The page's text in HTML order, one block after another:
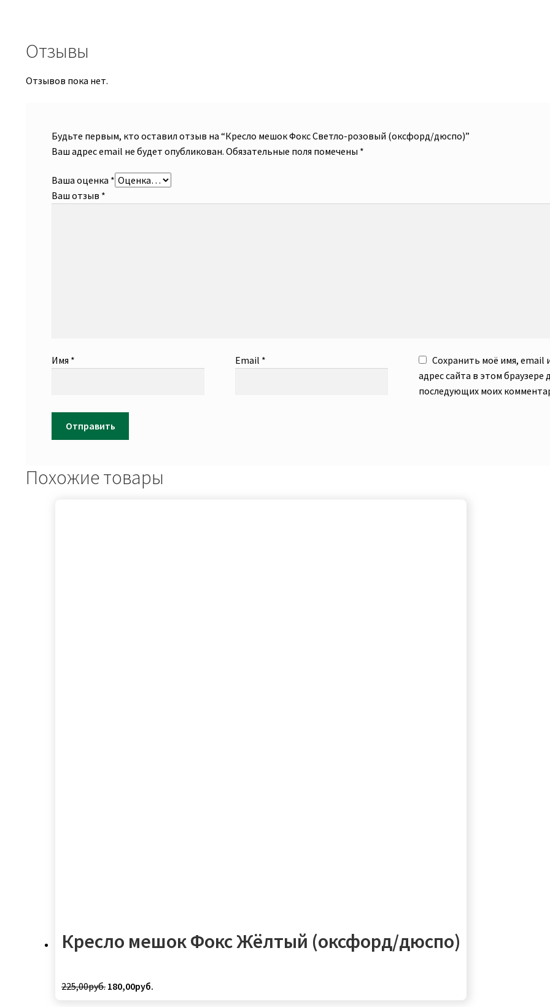
Отзывы
Отзывов пока нет.
Будьте первым, кто оставил отзыв на “Кресло мешок Фокс Светло-розовый (оксфорд/дюспо)”
Ваш адрес email не будет опубликован. Обязательные поля помечены *
Ваша оценка *
Ваш отзыв *
Имя * Email *
Сохранить моё имя, email
адрес сайта в этом браузере
последующих моих
Похожие товары
Кресло мешок Фокс Жёлтый (оксфорд/дюспо)
225,00руб. Первоначальная
180,00руб.